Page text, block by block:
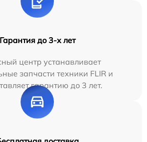
Гарантия до 3-х лет
центр устанавливает
запчасти техники FLIR и
гарантию до 3 лет.